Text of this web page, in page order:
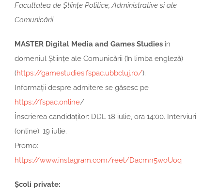
Facultatea de Științe Politice, Administrative și ale
Comunicării
MASTER Digital Media and Games Studies în
domeniul Științe ale Comunicării (în limba engleză)
(https://gamestudies.fspac.ubbcluj.ro/).
Informații despre admitere se găsesc pe
https://fspac.online/.
Înscrierea candidaților: DDL 18 iulie, ora 14:00. Interviuri
(online): 19 iulie.
Promo:
https://www.instagram.com/reel/Dacmn5woUoq
Școli private: